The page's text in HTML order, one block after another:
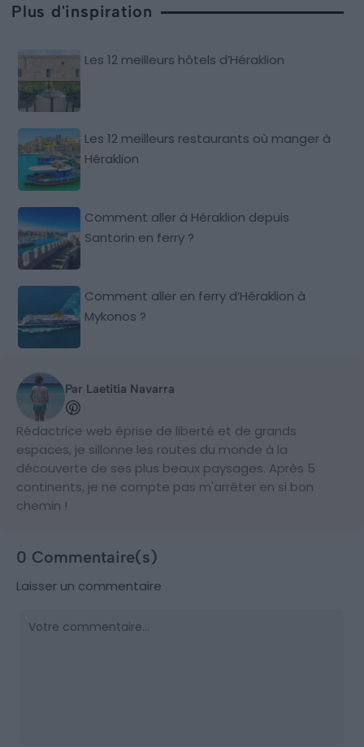
Plus d'inspiration
Les 12 meilleurs hôtels d’Héraklion
Les 12 meilleurs restaurants où manger à
Héraklion
Comment aller à Héraklion depuis
Santorin en ferry ?
Comment aller en ferry d’Héraklion à
Mykonos ?
Par Laetitia Navarra
Rédactrice web éprise de liberté et de grands
espaces, je sillonne les routes du monde à la
découverte de ses plus beaux paysages. Après 5
continents, je ne compte pas m'arrêter en si bon
chemin !
0 Commentaire(s)
Laisser un commentaire